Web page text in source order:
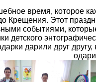
время, которое
Крещения. Этот
событиями,
детского
дарили друг